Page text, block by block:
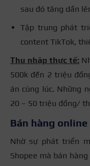
sau đó tăng dần
Tập trung phát
content TikTok,
Thu nhập thực tế:
500k đến 2 triệu
án cùng lúc. Những
20 – 50 triệu đồng/
Bán hàng online
Nhờ sự phát triển
Shopee mà bán